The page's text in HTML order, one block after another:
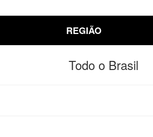
REGIÃO
Todo o Brasil